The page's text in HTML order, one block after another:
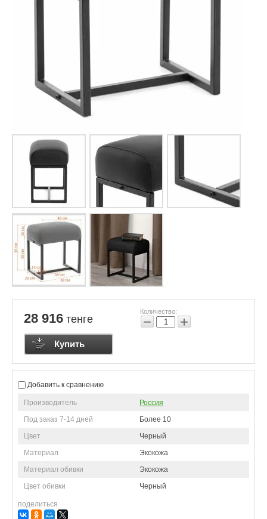
28 916 тенге
Количество:
− +
Купить
Добавить к сравнению
Производитель
Россия
Под заказ 7-14 дней
Более 10
Цвет
Черный
Материал
Экокожа
Материал обивки
Экокожа
Цвет обивки
Черный
поделиться